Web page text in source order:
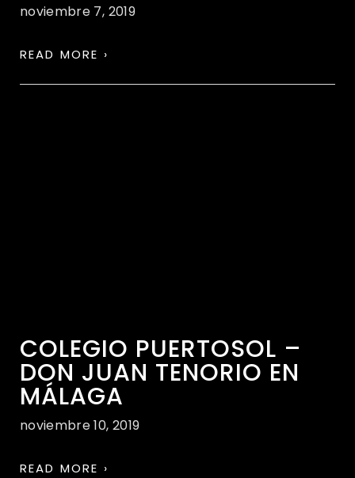
noviembre 7, 2019
READ MORE ›
COLEGIO PUERTOSOL –
DON JUAN TENORIO EN
MÁLAGA
noviembre 10, 2019
READ MORE ›